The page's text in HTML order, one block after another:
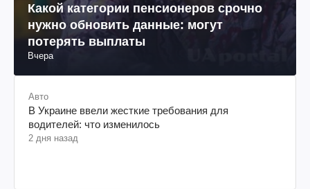
Какой категории пенсионеров срочно
нужно обновить данные: могут
потерять выплаты
Вчера
Авто
В Украине ввели жесткие требования для
водителей: что изменилось
2 дня назад